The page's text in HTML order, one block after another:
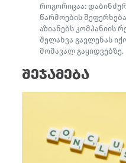
როგორიცაა:
წარმოების
აზიანებს კომპანიის
შელახვა გავლენას
მომავალ გაყიდვებზე.
შეჯამება